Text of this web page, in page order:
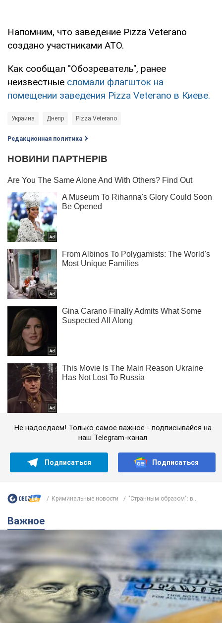
Напомним, что заведение Pizza Veterano
создано участниками АТО.
Как сообщал "Обозреватель", ранее
неизвестные сломали флагшток на
помещении заведения Pizza Veterano в Киеве.
Украина Днепр Pizza Veterano
Редакционная политика
Не надоедаем! Только самое важное - подписывайся на
наш Telegram-канал
Подписаться Подписаться
Криминальные новости "Странным образом": в...
Важное